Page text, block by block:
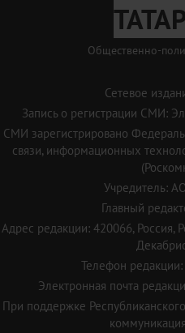
Общественно-
Сетевое
Запись о регистрации СМИ:
СМИ зарегистрировано
связи, информационных
Учредитель:
Главный
Адрес редакции: 420066, Россия,
Телефон редакции:
Электронная почта
При поддержке